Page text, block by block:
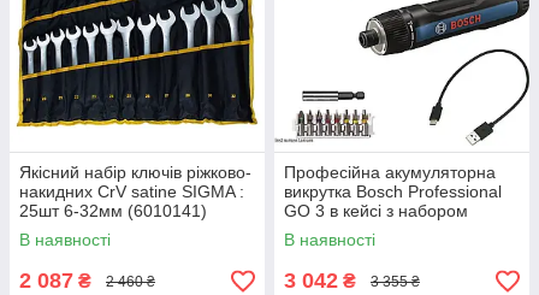
Якісний набір ключів ріжково-
накидних CrV satine SIGMA :
25шт 6-32мм (6010141)
В наявності
2 087 ₴ 2 460 ₴
Професійна акумуляторна
викрутка Bosch Professional
GO 3 в кейсі з набором
насадок
В наявності
3 042 ₴ 3 355 ₴